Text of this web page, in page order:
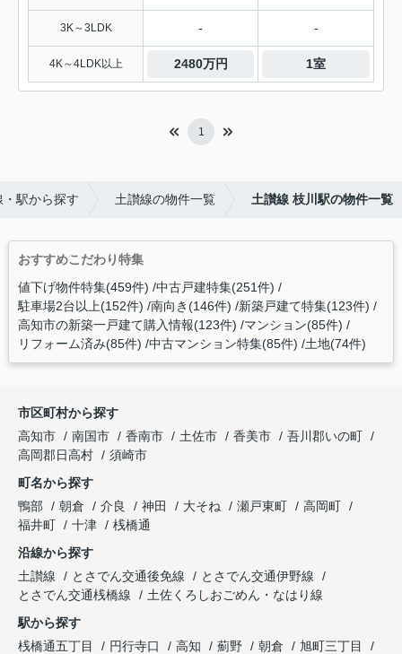
3K～3LDK - -
4K～4LDK以上 2480万円 1室
1
・駅から探す 土讃線の物件一覧 土讃線 枝川駅の物件一覧
おすすめこだわり特集
値下げ物件特集(459件) 中古戸建特集(251件)
駐車場2台以上(152件) 南向き(146件) 新築戸建て特集(123件)
高知市の新築一戸建て購入情報(123件) マンション(85件)
リフォーム済み(85件) 中古マンション特集(85件) 土地(74件)
市区町村から探す
高知市
南国市 香南市 土佐市 香美市
吾川郡いの町
高岡郡日高村
須崎市
町名から探す
鴨部
朝倉 介良 神田 大そね 瀬戸東町
高岡町
福井町
十津
桟橋通
沿線から探す
土讃線
とさでん交通後免線
とさでん交通伊野線
とさでん交通桟橋線
土佐くろしおごめん・なはり線
駅から探す
桟橋通五丁目
円行寺口 高知 薊野 朝倉
旭町三丁目